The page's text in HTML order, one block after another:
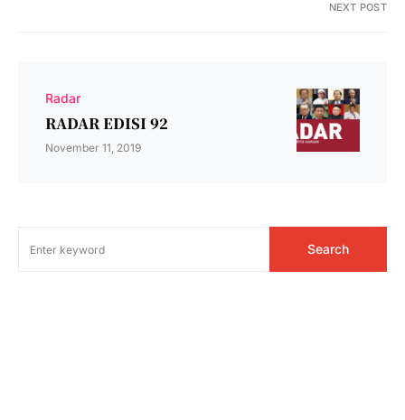
NEXT POST
Radar
RADAR EDISI 92
November 11, 2019
Search